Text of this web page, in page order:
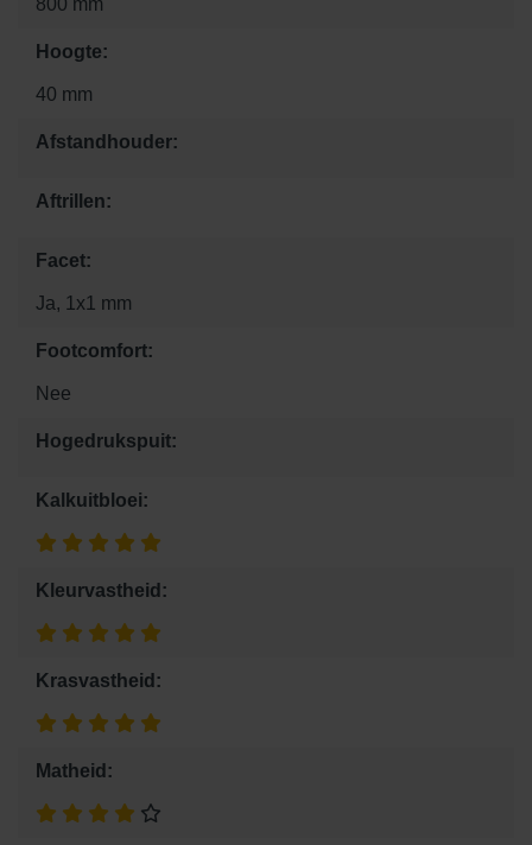
Hoogte:
40 mm
Afstandhouder:
Aftrillen:
Facet:
Ja, 1x1 mm
Footcomfort:
Nee
Hogedrukspuit:
Kalkuitbloei:
Kleurvastheid:
Krasvastheid:
Matheid: